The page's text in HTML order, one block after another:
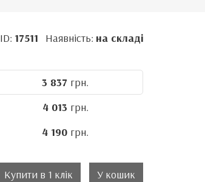
ID: 17511 Наявність: на складі
3 837 грн.
4 013 грн.
4 190 грн.
Купити в 1 клік У кошик